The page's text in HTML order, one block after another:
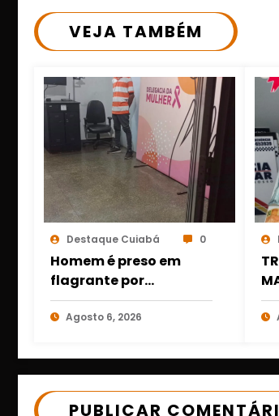
VEJA TAMBÉM
Destaque Cuiabá 0
Homem é preso em
flagrante por
descumprir medida
protetiva em Cuiabá
botão do pânico
Agosto 6, 2026
PUBLICAR